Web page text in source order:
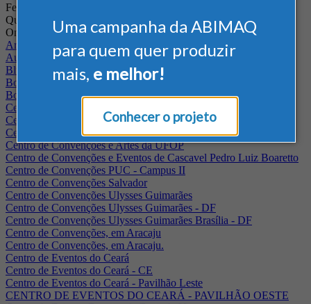
Uma campanha da ABIMAQ
para quem quer produzir
mais, e melhor!
Conhecer o projeto
Feiras
Quando
Onde
Arena Jaguariuna
Auditório Albano Franco - FIEPA
Blumenau - SC
BolognaFiere
Boulevard Olimpico - RJ
Centro Internacional de Convenções do Brasil, em Brasília
Centro de Convenções - SE
Centro de Convenções de Pernambuco - PE
Centro de Convenções e Artes da UFOP
Centro de Convenções e Eventos de Cascavel Pedro Luiz Boaretto
Centro de Convenções PUC - Campus II
Centro de Convenções Salvador
Centro de Convenções Ulysses Guimarães
Centro de Convenções Ulysses Guimarães - DF
Centro de Convenções Ulysses Guimarães Brasília - DF
Centro de Convenções, em Aracaju
Centro de Convenções, em Aracaju.
Centro de Eventos do Ceará
Centro de Eventos do Ceará - CE
Centro de Eventos do Ceará - Pavilhão Leste
CENTRO DE EVENTOS DO CEARÁ - PAVILHÃO OESTE